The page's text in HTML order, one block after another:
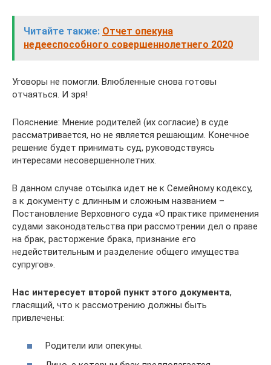
Читайте также: Отчет опекуна
недееспособного совершеннолетнего 2020
Уговоры не помогли. Влюбленные снова готовы
отчаяться. И зря!
Пояснение: Мнение родителей (их согласие) в суде
рассматривается, но не является решающим. Конечное
решение будет принимать суд, руководствуясь
интересами несовершеннолетних.
В данном случае отсылка идет не к Семейному кодексу,
а к документу с длинным и сложным названием –
Постановление Верховного суда «О практике применения
судами законодательства при рассмотрении дел о праве
на брак, расторжение брака, признание его
недействительным и разделение общего имущества
супругов».
Нас интересует второй пункт этого документа,
гласящий, что к рассмотрению должны быть
привлечены:
Родители или опекуны.